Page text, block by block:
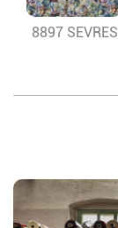
8897 SEVRES